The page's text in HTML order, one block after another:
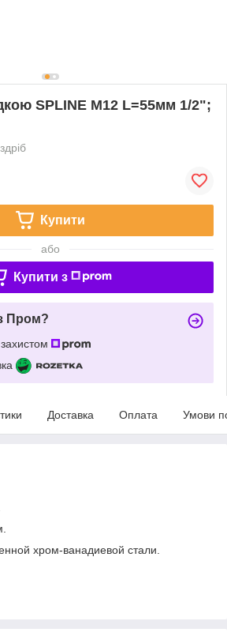
SPLINE M12 L=55мм 1/2";
Купити
або
Купити з
Пром?
Доставка Оплата Умови
хром-ванадиевой стали.